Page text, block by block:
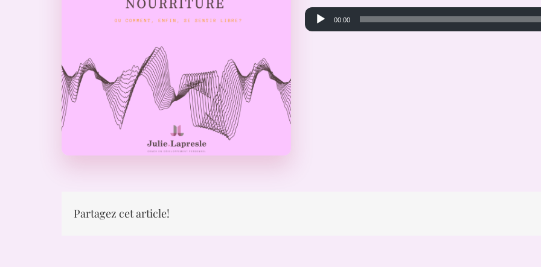
Lecteur
audio
00:00
Partagez cet article!